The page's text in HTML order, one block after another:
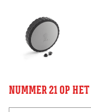
NUMMER 21 OP